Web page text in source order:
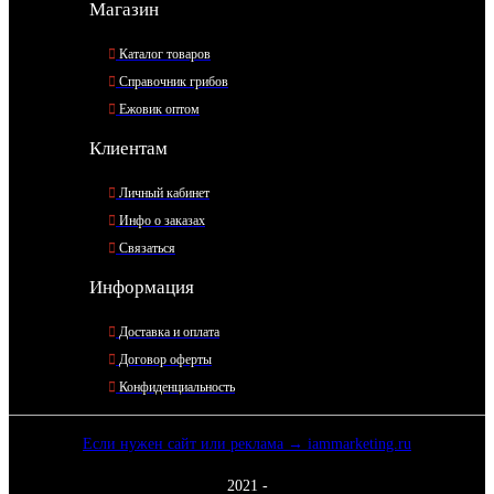
Магазин
Каталог товаров
Справочник грибов
Ежовик оптом
Клиентам
Личный кабинет
Инфо о заказах
Связаться
Информация
Доставка и оплата
Договор оферты
Конфиденциальность
Если нужен сайт или реклама → iammarketing.ru
2021 -